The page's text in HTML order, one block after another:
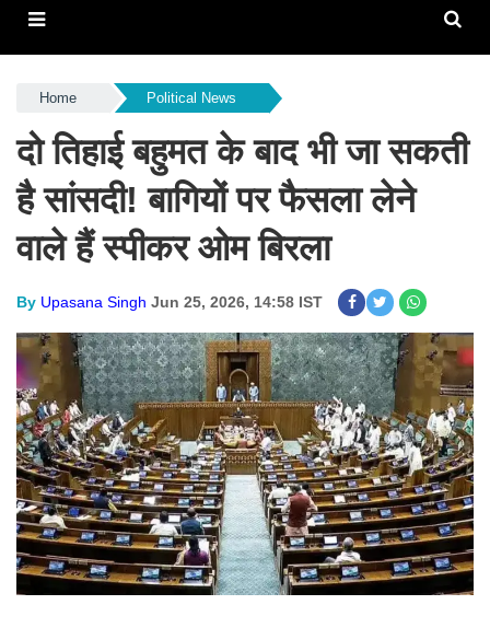
Home Political News
दो तिहाई बहुमत के बाद भी जा सकती
है सांसदी! बागियों पर फैसला लेने
वाले हैं स्पीकर ओम बिरला
By Upasana Singh Jun 25, 2026, 14:58 IST